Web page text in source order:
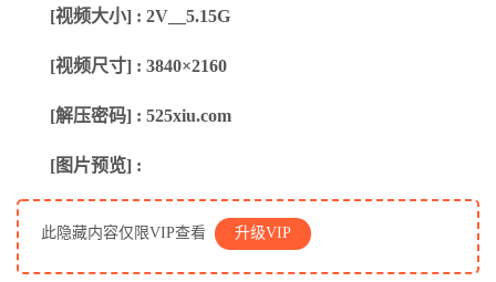
[视频大小] : 2V__5.15G
[视频尺寸] : 3840×2160
[解压密码] : 525xiu.com
[图片预览] :
此隐藏内容仅限VIP查看 升级VIP